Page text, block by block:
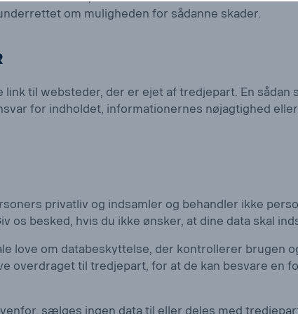
om muligheden for sådanne skader.
link til websteder, der er ejet af tredjepart. En
for indholdet, informationernes nøjagtighed
privatliv og indsamler og behandler ikke
os besked, hvis du ikke ønsker, at dine data skal
love om databeskyttelse, der kontrollerer brugen
overdraget til tredjepart, for at de kan besvare en
sælges ingen data til eller deles med